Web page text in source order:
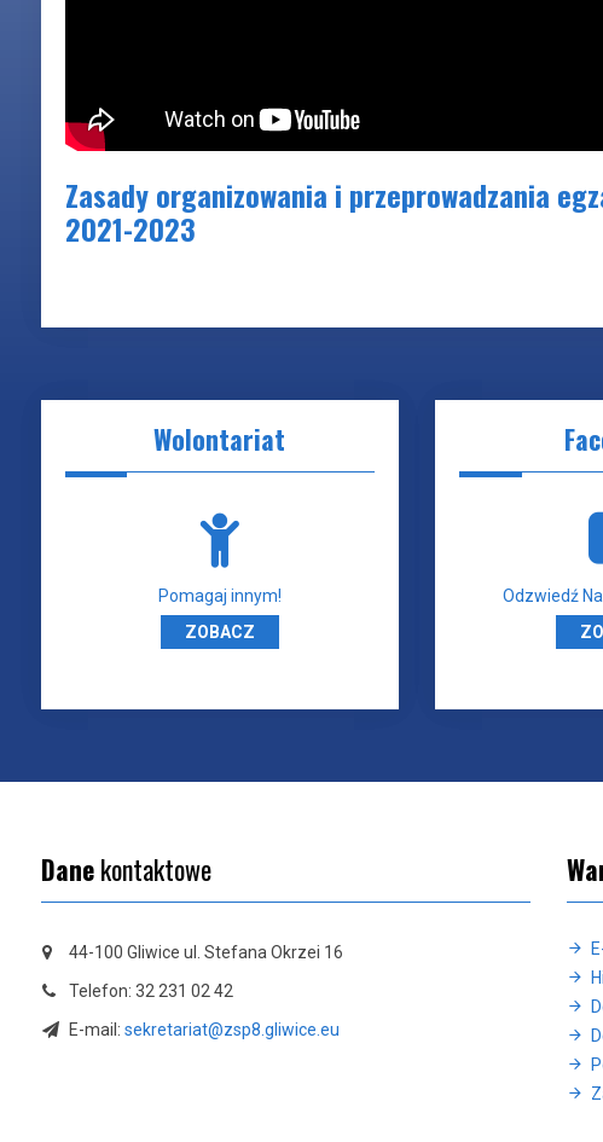
Zasady organizowania i przeprowadzania
2021-2023
Wolontariat
Pomagaj innym!
ZOBACZ
Odzwiedź
Danekontaktowe
44-100 Gliwice ul. Stefana Okrzei 16
Telefon: 32 231 02 42
E-mail: sekretariat@zsp8.gliwice.eu